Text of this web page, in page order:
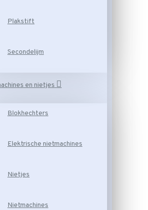
Plakstift
Secondelijm
en nietjes
Blokhechters
Elektrische nietmachines
Nietjes
Nietmachines